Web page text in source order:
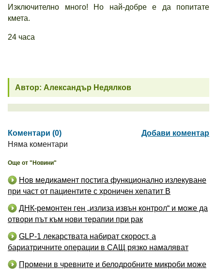
Изключително много! Но най-добре е да попитате
кмета.
24 часа
Автор: Александър Недялков
Коментари (0)
Добави коментар
Няма коментари
Още от "Новини"
Нов медикамент постига функционално излекуване
при част от пациентите с хроничен хепатит B
ДНК-ремонтен ген „излиза извън контрол“ и може да
отвори път към нови терапии при рак
GLP-1 лекарствата набират скорост, а
бариатричните операции в САЩ рязко намаляват
Промени в чревните и белодробните микроби може